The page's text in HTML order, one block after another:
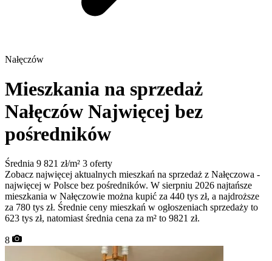
Nałęczów
Mieszkania na sprzedaż
Nałęczów Najwięcej bez
pośredników
Średnia 9 821 zł/m² 3 oferty
Zobacz najwięcej aktualnych mieszkań na sprzedaż z Nałęczowa -
najwięcej w Polsce bez pośredników. W sierpniu 2026 najtańsze
mieszkania w Nałęczowie można kupić za 440 tys zł, a najdroższe
za 780 tys zł. Średnie ceny mieszkań w ogłoszeniach sprzedaży to
623 tys zł, natomiast średnia cena za m² to 9821 zł.
8